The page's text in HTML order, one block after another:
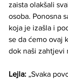
zaista olakšali
osoba. Ponosna
koja je izašla i
se da ćemo ovaj
dok naši zahtjevi
Lejla: „Svaka